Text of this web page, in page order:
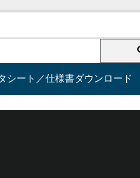
シート／仕様書ダウンロード